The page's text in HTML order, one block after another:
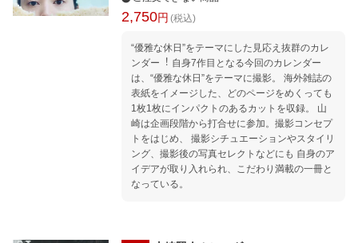
2,750円 (税込)
“優雅な休⽇”をテーマにした⾒応え抜群のカレ
ンダー︕ ⾃⾝7作⽬となる今回のカレンダー
は、“優雅な休⽇”をテーマに撮影。 海外雑誌の
表紙をイメージした、どのページをめくっても
1枚1枚にインパクトのあるカットを収録。 ⼭
崎は企画段階から打合せに参加。撮影コンセプ
トをはじめ、 撮影シチュエーションやスタイリ
ング、撮影後の写真セレクトなどにも ⾃⾝のア
イデアが取り⼊れられ、こだわり満載の⼀冊と
なっている。